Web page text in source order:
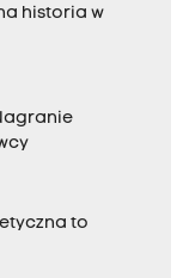
historia w
to